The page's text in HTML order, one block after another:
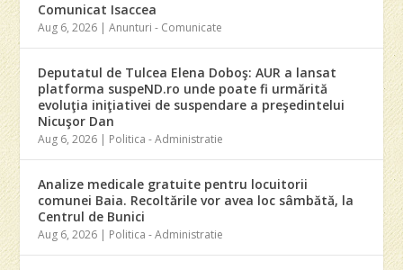
Comunicat Isaccea
Aug 6, 2026 |Anunturi - Comunicate
Deputatul de Tulcea Elena Doboş: AUR a lansat
platforma suspeND.ro unde poate fi urmărită
evoluţia iniţiativei de suspendare a preşedintelui
Nicuşor Dan
Aug 6, 2026 | Politica - Administratie
Analize medicale gratuite pentru locuitorii
comunei Baia. Recoltările vor avea loc sâmbătă, la
Centrul de Bunici
Aug 6, 2026 | Politica - Administratie